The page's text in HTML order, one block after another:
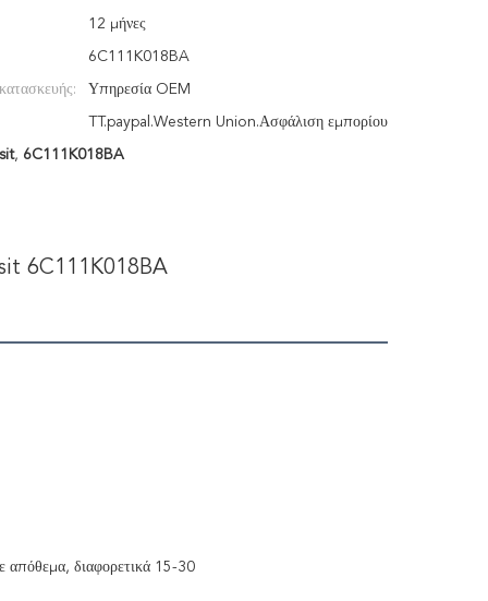
12 μήνες
6C111K018BA
Υπηρεσία OEM
TT.paypal.Western Union.Ασφάλιση εμπορίου
, 6C111K018BA
6C111K018BA
απόθεμα, διαφορετικά 15-30